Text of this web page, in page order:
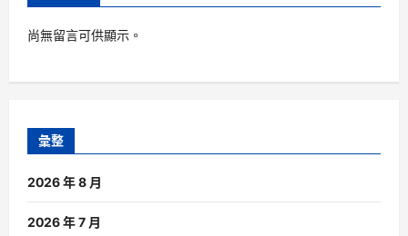
尚無留言可供顯示。
彙整
2026 年 8 月
2026 年 7 月